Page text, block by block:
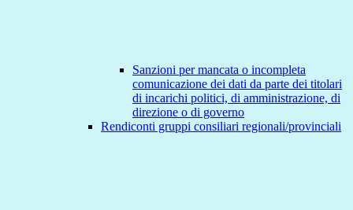
Sanzioni per mancata o incompleta
comunicazione dei dati da parte dei titolari
di incarichi politici, di amministrazione, di
direzione o di governo
Rendiconti gruppi consiliari regionali/provinciali